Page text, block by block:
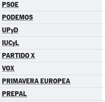
PSOE
PODEMOS
UPyD
IUCyL
PARTIDO X
VOX
PRIMAVERA EUROPEA
PREPAL